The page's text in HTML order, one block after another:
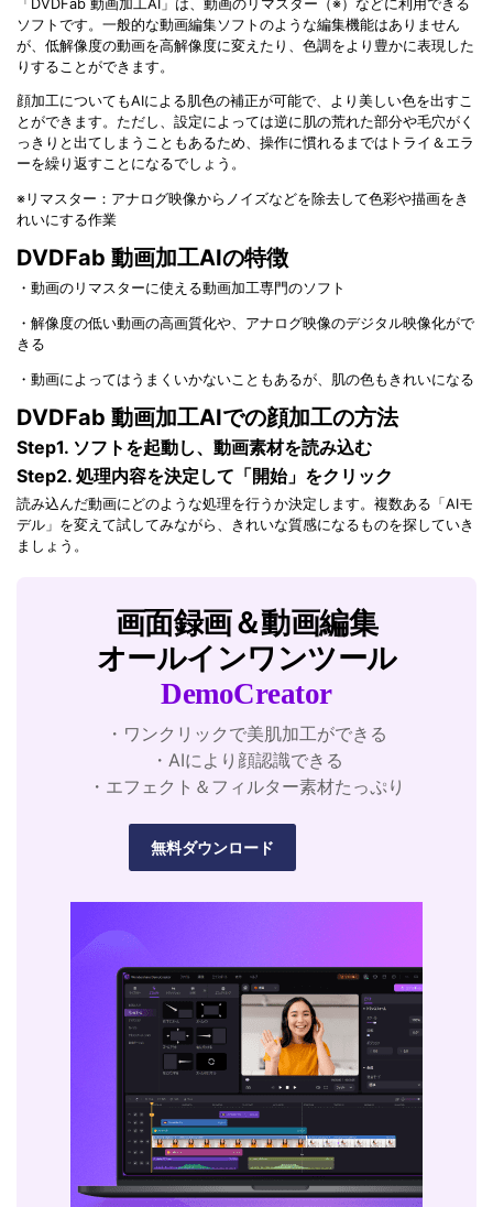
「DVDFab 動画加工AI」は、動画のリマスター（※）などに利用できる
ソフトです。一般的な動画編集ソフトのような編集機能はありません
が、低解像度の動画を高解像度に変えたり、色調をより豊かに表現した
りすることができます。
顔加工についてもAIによる肌色の補正が可能で、より美しい色を出すこ
とができます。ただし、設定によっては逆に肌の荒れた部分や毛穴がく
っきりと出てしまうこともあるため、操作に慣れるまではトライ＆エラ
ーを繰り返すことになるでしょう。
※リマスター：アナログ映像からノイズなどを除去して色彩や描画をき
れいにする作業
DVDFab 動画加工AIの特徴
・動画のリマスターに使える動画加工専門のソフト
・解像度の低い動画の高画質化や、アナログ映像のデジタル映像化がで
きる
・動画によってはうまくいかないこともあるが、肌の色もきれいになる
DVDFab 動画加工AIでの顔加工の方法
Step1. ソフトを起動し、動画素材を読み込む
Step2. 処理内容を決定して「開始」をクリック
読み込んだ動画にどのような処理を行うか決定します。複数ある「AIモ
デル」を変えて試してみながら、きれいな質感になるものを探していき
ましょう。
画面録画＆動画編集
オールインワンツール
DemoCreator
・ワンクリックで美肌加工ができる
・AIにより顔認識できる
・エフェクト＆フィルター素材たっぷり
無料ダウンロード